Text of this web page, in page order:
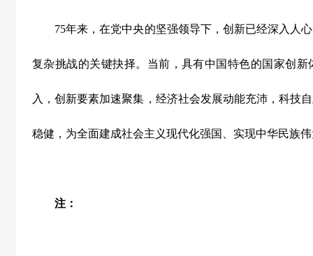
75年来，在党中央的坚强领导下，创新已经深入人
复杂挑战的关键抉择。当前，具有中国特色的国家创
入，创新要素加速聚集，经济社会发展动能充沛，科技
稳健，为全面建成社会主义现代化强国、实现中华民族
注：